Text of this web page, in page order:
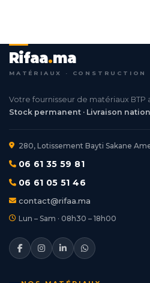
Rifaa.ma
MATÉRIAUX · CONSTRUCTION
Votre fournisseur de matériaux BTP
Stock permanent · Livraison
280, Lotissement Bayti Sakane
06 61 35 59 81
06 61 05 51 46
contact@rifaa.ma
Lun – Sam · 08h30 – 18h00